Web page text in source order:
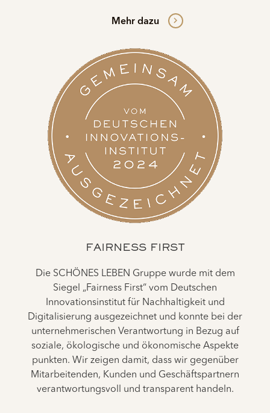
Mehr dazu
FAIRNESS FIRST
Die SCHÖNES LEBEN Gruppe wurde mit dem
Siegel „Fairness First“ vom Deutschen
Innovationsinstitut für Nachhaltigkeit und
Digitalisierung ausgezeichnet und konnte bei der
unternehmerischen Verantwortung in Bezug auf
soziale, ökologische und ökonomische Aspekte
punkten. Wir zeigen damit, dass wir gegenüber
Mitarbeitenden, Kunden und Geschäftspartnern
verantwortungsvoll und transparent handeln.